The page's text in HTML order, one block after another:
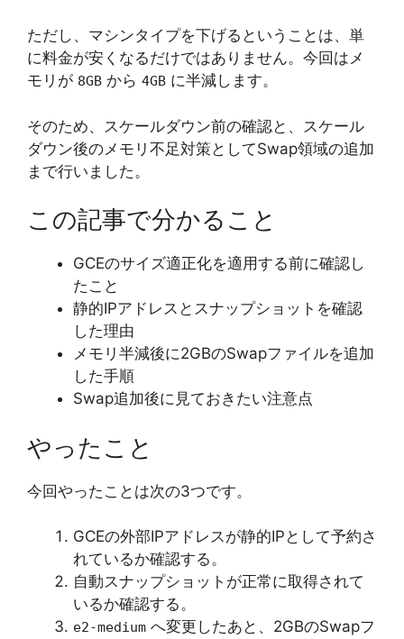
ただし、マシンタイプを下げるということは、単
に料金が安くなるだけではありません。今回はメ
モリが 8GB から 4GB に半減します。
そのため、スケールダウン前の確認と、スケール
ダウン後のメモリ不足対策としてSwap領域の追加
まで行いました。
この記事で分かること
GCEのサイズ適正化を適用する前に確認し
たこと
静的IPアドレスとスナップショットを確認
した理由
メモリ半減後に2GBのSwapファイルを追加
した手順
Swap追加後に見ておきたい注意点
やったこと
今回やったことは次の3つです。
GCEの外部IPアドレスが静的IPとして予約さ
れているか確認する。
自動スナップショットが正常に取得されて
いるか確認する。
e2-medium へ変更したあと、2GBのSwapフ